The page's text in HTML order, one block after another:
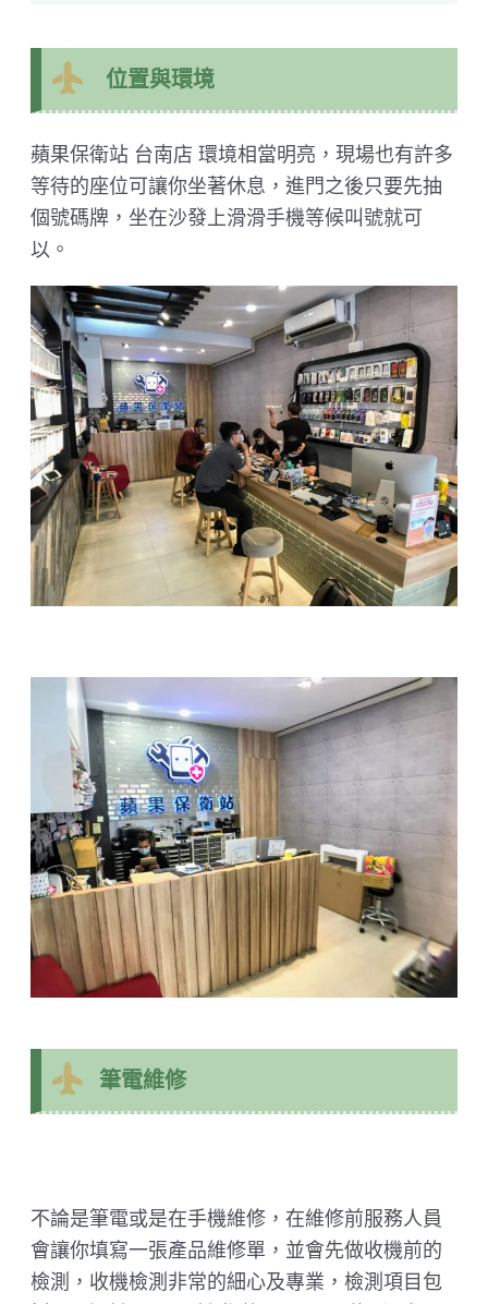
位置與環境
蘋果保衛站 台南店 環境相當明亮，現場也有許多
等待的座位可讓你坐著休息，進門之後只要先抽
個號碼牌，坐在沙發上滑滑手機等候叫號就可
以。
筆電維修
不論是筆電或是在手機維修，在維修前服務人員
會讓你填寫一張產品維修單，並會先做收機前的
檢測，收機檢測非常的細心及專業，檢測項目包